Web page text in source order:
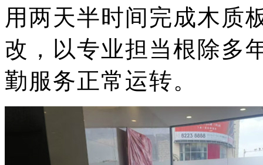
用两天半时间完成木质
改，以专业担当根除多
勤服务正常运转。